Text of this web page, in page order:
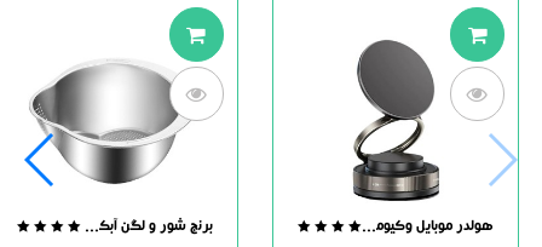
هولدر موبایل وکیومی مگنت دار برنج شور و لگن آبکش دار استیل